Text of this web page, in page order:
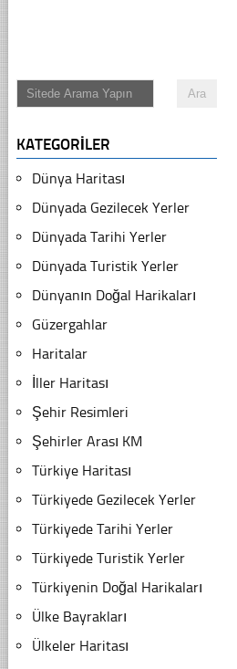
KATEGORILER
Dünya Haritası
Dünyada Gezilecek Yerler
Dünyada Tarihi Yerler
Dünyada Turistik Yerler
Dünyanın Doğal Harikaları
Güzergahlar
Haritalar
İller Haritası
Şehir Resimleri
Şehirler Arası KM
Türkiye Haritası
Türkiyede Gezilecek Yerler
Türkiyede Tarihi Yerler
Türkiyede Turistik Yerler
Türkiyenin Doğal Harikaları
Ülke Bayrakları
Ülkeler Haritası